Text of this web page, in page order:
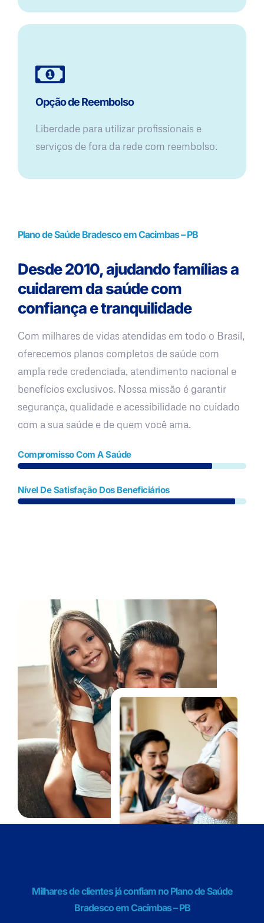
Opção de Reembolso
Liberdade para utilizar profissionais e
serviços de fora da rede com reembolso.
Plano de Saúde Bradesco em Cacimbas – PB
Desde 2010, ajudando famílias a
cuidarem da saúde com
confiança e tranquilidade
Com milhares de vidas atendidas em todo o Brasil,
oferecemos planos completos de saúde com
ampla rede credenciada, atendimento nacional e
benefícios exclusivos. Nossa missão é garantir
segurança, qualidade e acessibilidade no cuidado
com a sua saúde e de quem você ama.
Compromisso Com A Saúde
Nível De Satisfação Dos Beneficiários
Milhares de clientes já confiam no Plano de Saúde
Bradesco em Cacimbas – PB